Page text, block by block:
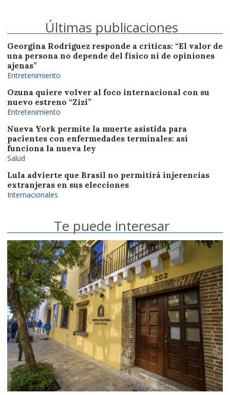
Últimas publicaciones
Georgina Rodríguez responde a críticas: “El valor de
una persona no depende del físico ni de opiniones
ajenas”
Entretenimiento
Ozuna quiere volver al foco internacional con su
nuevo estreno “Zizi”
Entretenimiento
Nueva York permite la muerte asistida para
pacientes con enfermedades terminales: así
funciona la nueva ley
Salud
Lula advierte que Brasil no permitirá injerencias
extranjeras en sus elecciones
Internacionales
Te puede interesar